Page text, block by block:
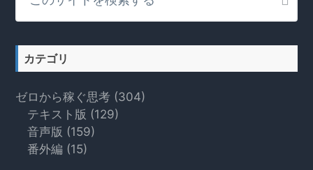
サ
ト
を
検
カテゴリ
ゼロから稼ぐ思考 (304)
テキスト版 (129)
音声版 (159)
番外編 (15)